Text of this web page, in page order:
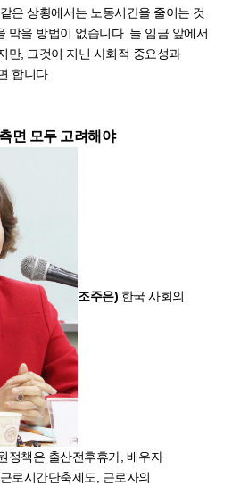
은 상황에서는 노동시간을 줄이는 것
막을 방법이 없습니다. 늘 임금 앞에서
만, 그것이 지닌 사회적 중요성과
합니다.
면 모두 고려해야
조주은) 한국 사회의
정책은 출산전후휴가, 배우자
로시간단축제도, 근로자의